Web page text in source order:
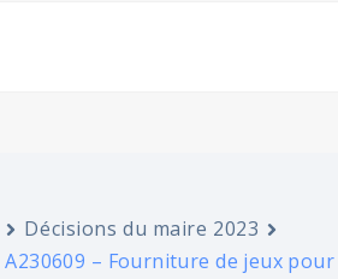
Décisions du maire 2023
– Fourniture de jeux pour